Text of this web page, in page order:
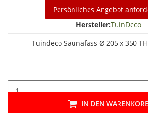
Persönliches Angebot
Hersteller:TuinDeco
Tuindeco Saunafass Ø 205 x 350
IN DEN